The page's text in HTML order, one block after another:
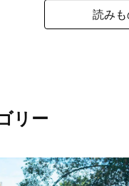
読み
リー